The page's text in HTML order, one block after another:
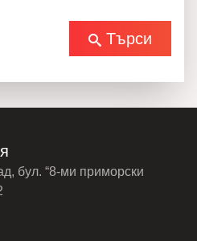
Търси
бул. “8-ми приморски